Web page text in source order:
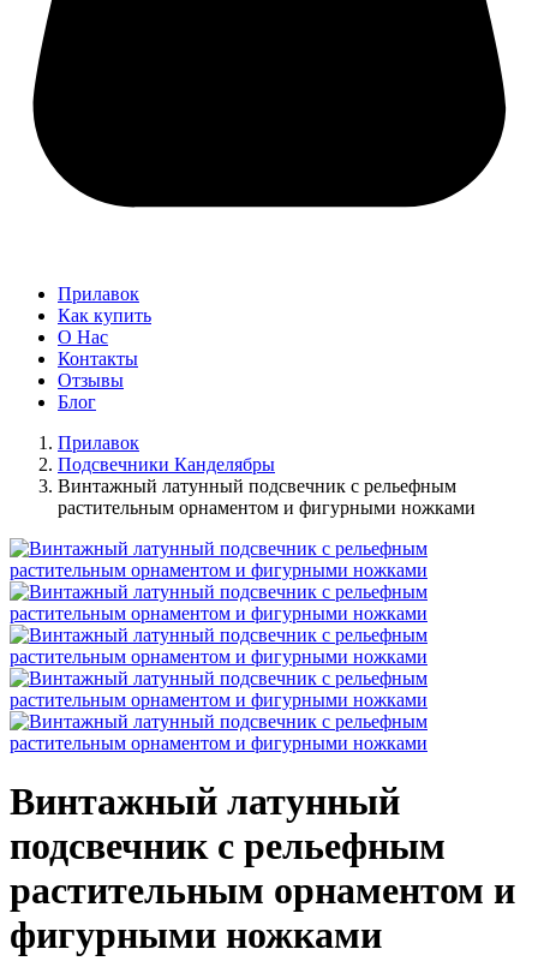
Прилавок
Как купить
О Нас
Контакты
Отзывы
Блог
Прилавок
Подсвечники Канделябры
Винтажный латунный подсвечник с рельефным
растительным орнаментом и фигурными ножками
Винтажный латунный
подсвечник с рельефным
растительным орнаментом и
фигурными ножками